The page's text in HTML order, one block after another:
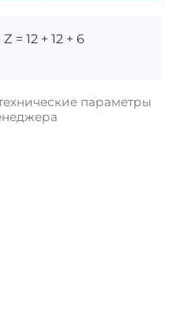
= 12 + 12 + 6
параметры